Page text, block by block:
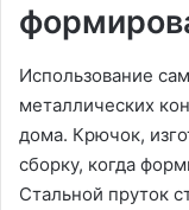
Использование
металлических
дома. Крючок,
сборку, когда
Стальной пруток